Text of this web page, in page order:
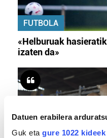
Datuen erabilera
Guk eta gure 1022 kideek
FUTBOLA
«Helburuak
izaten da»